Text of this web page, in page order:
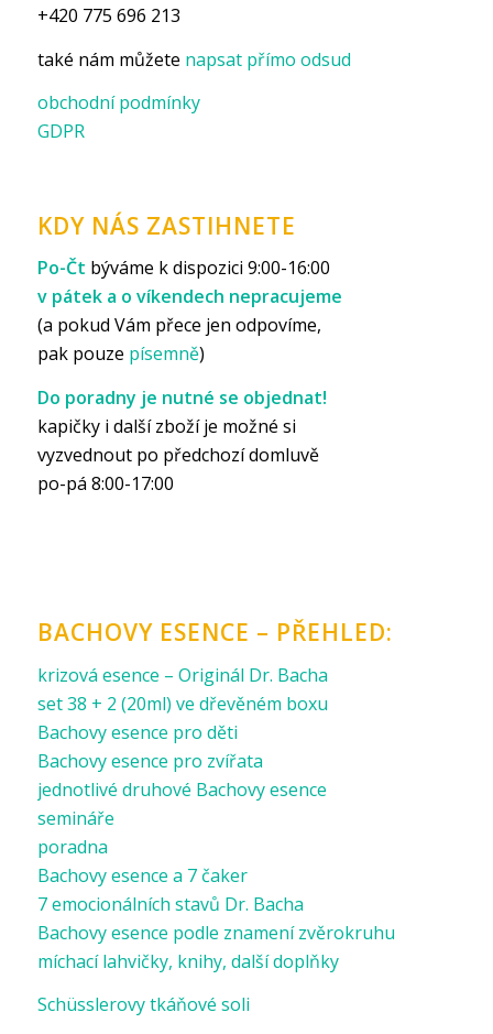
+420 775 696 213
také nám můžete napsat přímo odsud
obchodní podmínky
GDPR
KDY NÁS ZASTIHNETE
Po-Čt býváme k dispozici 9:00-16:00
v pátek a o víkendech nepracujeme
(a pokud Vám přece jen odpovíme,
pak pouze písemně)
Do poradny je nutné se objednat!
kapičky i další zboží je možné si
vyzvednout po předchozí domluvě
po-pá 8:00-17:00
BACHOVY ESENCE – PŘEHLED:
krizová esence – Originál Dr. Bacha
set 38 + 2 (20ml) ve dřevěném boxu
Bachovy esence pro děti
Bachovy esence pro zvířata
jednotlivé druhové Bachovy esence
semináře
poradna
Bachovy esence a 7 čaker
7 emocionálních stavů Dr. Bacha
Bachovy esence podle znamení zvěrokruhu
míchací lahvičky, knihy, další doplňky
Schüsslerovy tkáňové soli